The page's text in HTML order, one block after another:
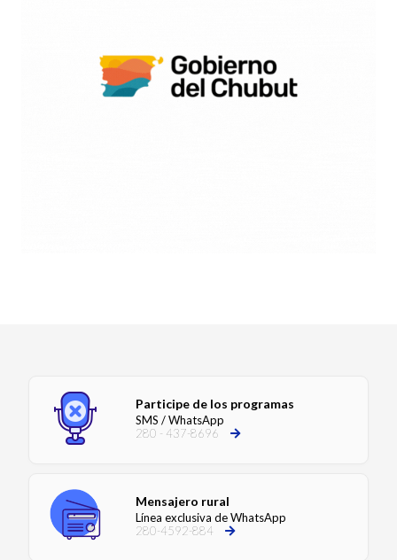
Participe de los programas
SMS / WhatsApp
280 - 437-8696
Mensajero rural
Línea exclusiva de WhatsApp
280-4592-884